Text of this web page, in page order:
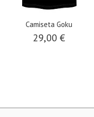
Camiseta Goku
29,00 €